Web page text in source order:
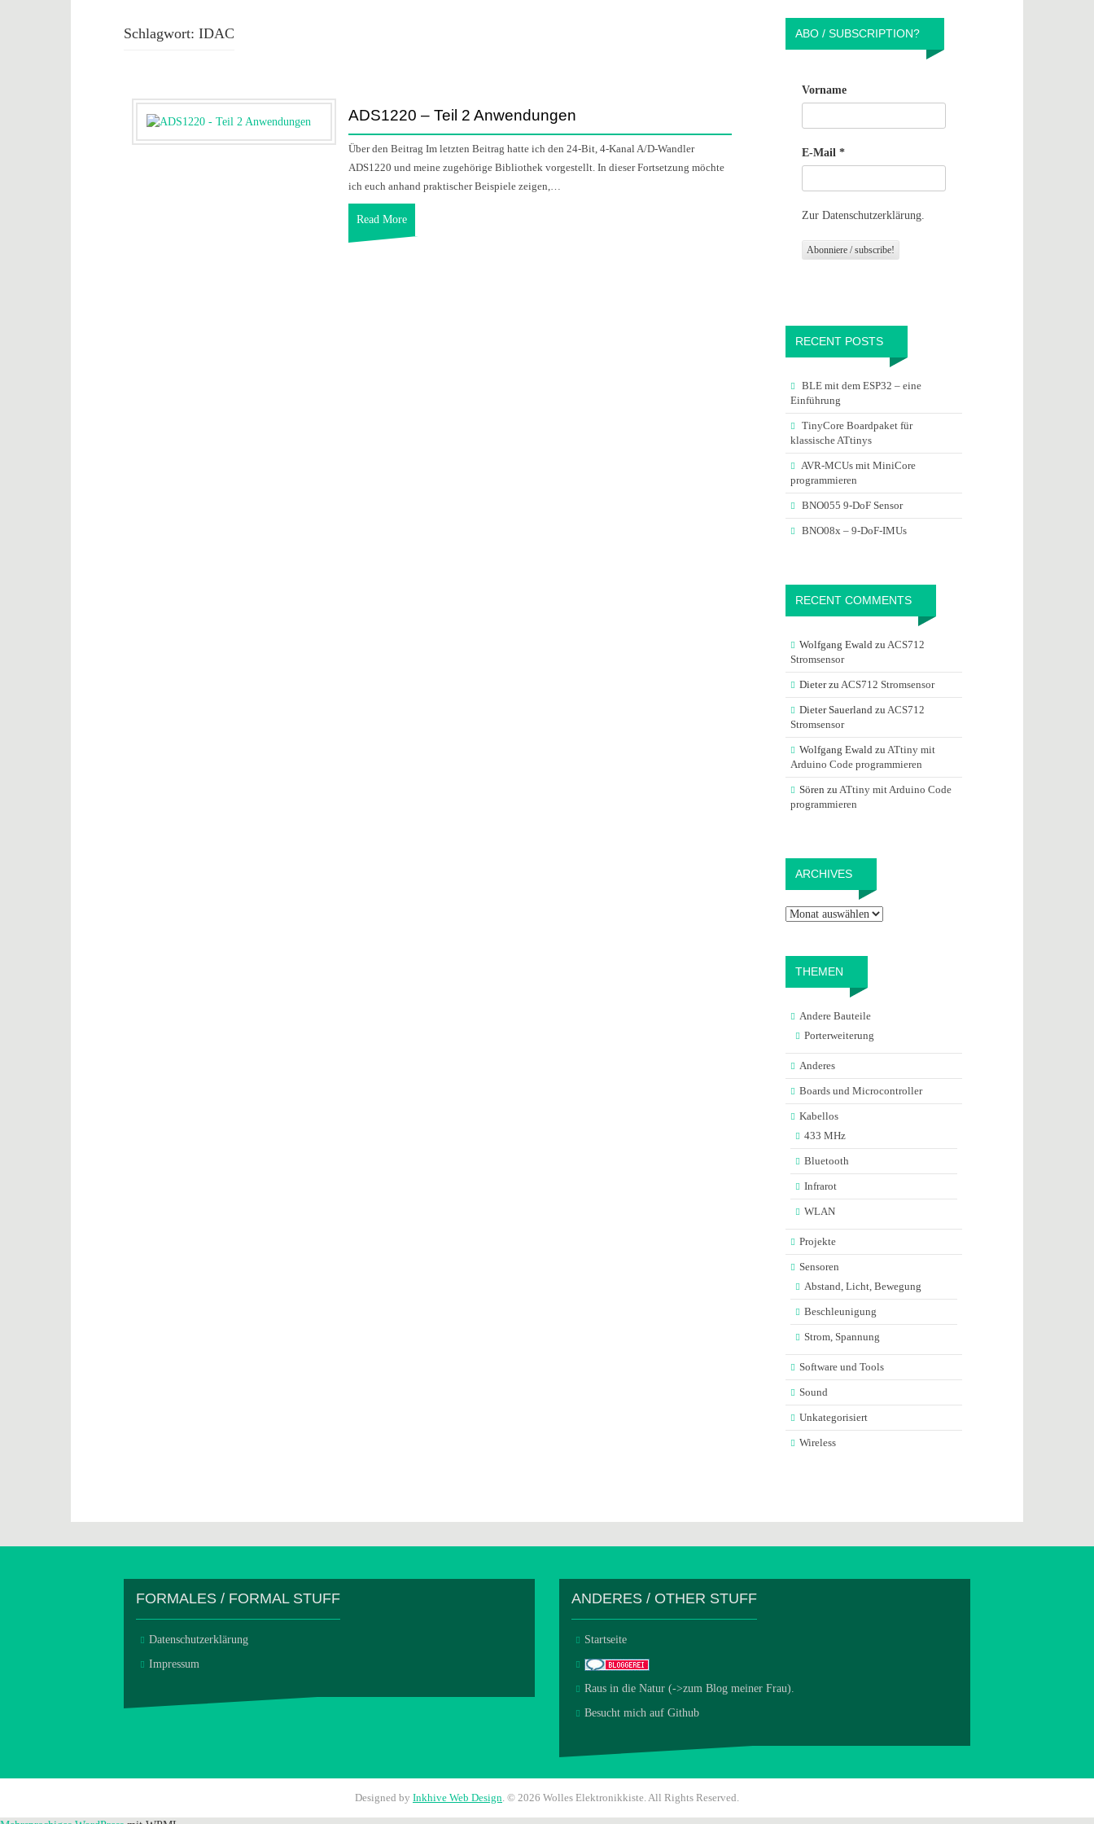
Schlagwort: IDAC
ADS1220 – Teil 2 Anwendungen
Über den Beitrag Im letzten Beitrag hatte ich den 24-Bit, 4-Kanal A/D-Wandler
ADS1220 und meine zugehörige Bibliothek vorgestellt. In dieser Fortsetzung möchte
ich euch anhand praktischer Beispiele zeigen,…
Read More
ABO / SUBSCRIPTION?
Vorname
E-Mail *
Zur Datenschutzerklärung.
RECENT POSTS
BLE mit dem ESP32 – eine
Einführung
TinyCore Boardpaket für
klassische ATtinys
AVR-MCUs mit MiniCore
programmieren
BNO055 9-DoF Sensor
BNO08x – 9-DoF-IMUs
RECENT COMMENTS
Wolfgang Ewaldzu ACS712
Stromsensor
Dieterzu ACS712 Stromsensor
Dieter Sauerlandzu ACS712
Stromsensor
Wolfgang Ewaldzu ATtiny mit
Arduino Code programmieren
Sören zu ATtiny mit Arduino Code
programmieren
ARCHIVES
THEMEN
Andere Bauteile
Porterweiterung
Anderes
Boards und Microcontroller
Kabellos
433 MHz
Bluetooth
Infrarot
WLAN
Projekte
Sensoren
Abstand, Licht, Bewegung
Beschleunigung
Strom, Spannung
Software und Tools
Sound
Unkategorisiert
Wireless
FORMALES / FORMAL STUFF
Datenschutzerklärung
Impressum
ANDERES / OTHER STUFF
Startseite
Raus in die Natur (->zum Blog meiner Frau).
Besucht mich auf Github
Designed by Inkhive Web Design. © 2026 Wolles Elektronikkiste. All Rights Reserved.